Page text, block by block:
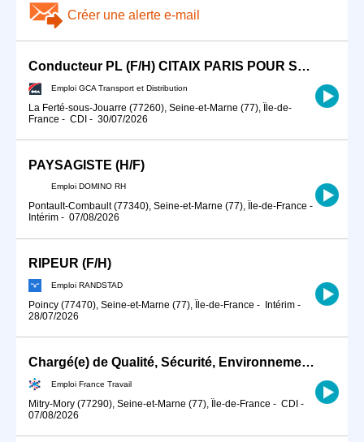
Créer une alerte e-mail
Conducteur PL (F/H) CITAIX PARIS POUR SEPTEMBRE 2026
Emploi GCA Transport et Distribution
La Ferté-sous-Jouarre (77260), Seine-et-Marne (77), Île-de-
France - CDI - 30/07/2026
PAYSAGISTE (H/F)
Emploi DOMINO RH
Pontault-Combault (77340), Seine-et-Marne (77), Île-de-France -
Intérim - 07/08/2026
RIPEUR (F/H)
Emploi RANDSTAD
Poincy (77470), Seine-et-Marne (77), Île-de-France - Intérim -
28/07/2026
Chargé(e) de Qualité, Sécurité, Environnement H/F (H/F)
Emploi France Travail
Mitry-Mory (77290), Seine-et-Marne (77), Île-de-France - CDI -
07/08/2026